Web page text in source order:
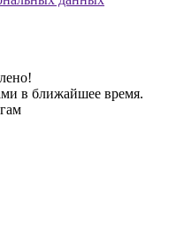
в ближайшее время.